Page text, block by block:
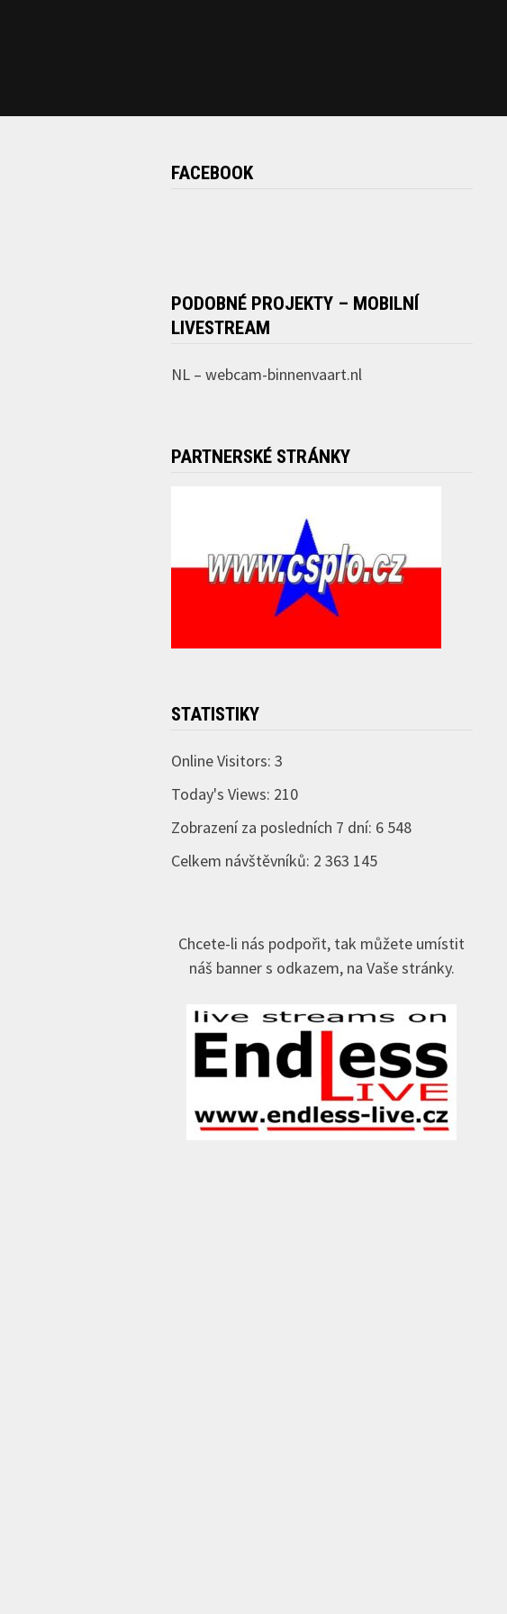
FACEBOOK
PODOBNÉ PROJEKTY – MOBILNÍ
LIVESTREAM
NL – webcam-binnenvaart.nl
PARTNERSKÉ STRÁNKY
STATISTIKY
Online Visitors: 3
Today's Views: 210
Zobrazení za posledních 7 dní: 6 548
Celkem návštěvníků: 2 363 145
Chcete-li nás podpořit, tak můžete umístit
náš banner s odkazem, na Vaše stránky.